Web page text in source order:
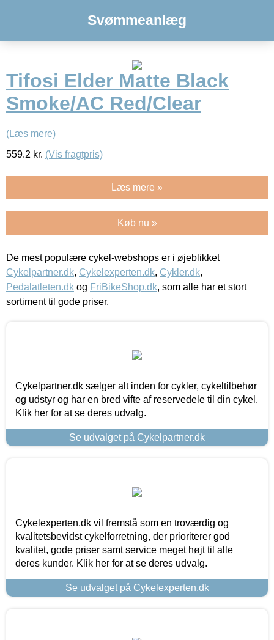
Svømmeanlæg
Tifosi Elder Matte Black
Smoke/AC Red/Clear
(Læs mere)
559.2 kr. (Vis fragtpris)
Læs mere »
Køb nu »
De mest populære cykel-webshops er i øjeblikket
Cykelpartner.dk, Cykelexperten.dk, Cykler.dk,
Pedalatleten.dk og FriBikeShop.dk, som alle har et stort
sortiment til gode priser.
Cykelpartner.dk sælger alt inden for cykler, cykeltilbehør
og udstyr og har en bred vifte af reservedele til din cykel.
Klik her for at se deres udvalg.
Se udvalget på Cykelpartner.dk
Cykelexperten.dk vil fremstå som en troværdig og
kvalitetsbevidst cykelforretning, der prioriterer god
kvalitet, gode priser samt service meget højt til alle
deres kunder. Klik her for at se deres udvalg.
Se udvalget på Cykelexperten.dk